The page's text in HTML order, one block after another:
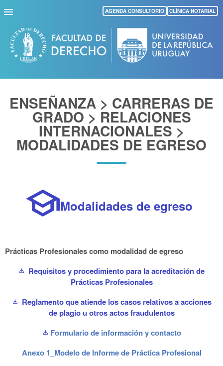
Pasar
al
contenido
principal
AGENDA CONSULTORIO CLÍNICA NOTARIAL
ENSEÑANZA > CARRERAS DE
GRADO > RELACIONES
INTERNACIONALES >
MODALIDADES DE EGRESO
schoolModalidades de egreso
Prácticas Profesionales como modalidad de egreso
download
Requisitos y procedimiento para la acreditación de
Prácticas Profesionales
download
Reglamento que atiende los casos relativos a acciones
de plagio u otros actos fraudulentos
download Formulario de información y contacto
Anexo 1_Modelo de Informe de Práctica Profesional